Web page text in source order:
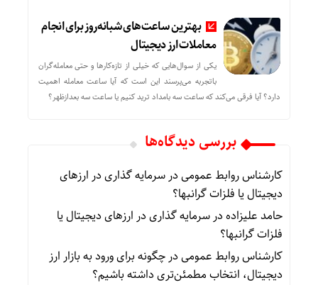
بهترین ساعت‌های شبانه‌روز برای انجام
معاملات ارز دیجیتال
یکی از سوال‌هایی که خیلی از تازه‌کارها و حتی معامله‌گران
باتجربه می‌پرسند این است که آیا ساعت معامله اهمیت
دارد؟ آیا فرقی می‌کند که ساعت سه بامداد ترید کنیم یا ساعت سه بعدازظهر؟
بررسی دیدگاه‌ها
کارشناس روابط عمومیدرسرمایه گذاری در ارزهای
دیجیتال یا فلزات گرانبها؟
حامد علیزادهدرسرمایه گذاری در ارزهای دیجیتال یا
فلزات گرانبها؟
کارشناس روابط عمومیدرچگونه برای ورود به بازار ارز
دیجیتال، انتخاب مطمئن‌تری داشته باشیم؟